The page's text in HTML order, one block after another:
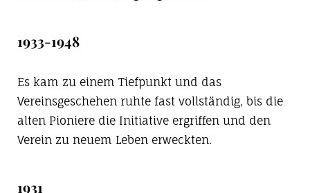
1933-1948
Es kam zu einem Tiefpunkt und das
Vereinsgeschehen ruhte fast vollständig, bis die
alten Pioniere die Initiative ergriffen und den
Verein zu neuem Leben erweckten.
1931